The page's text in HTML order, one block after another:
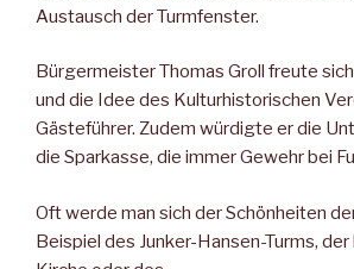
Austausch der Turmfenster.
Bürgermeister Thomas Groll freute
und die Idee des Kulturhistorischen
Gästeführer. Zudem würdigte er die
die Sparkasse, die immer Gewehr bei
Oft werde man sich der Schönheiten
Beispiel des Junker-Hansen-Turms,